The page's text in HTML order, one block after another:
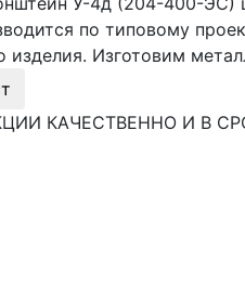
по типовому
изделия. Изготовим
КАЧЕСТВЕННО И В